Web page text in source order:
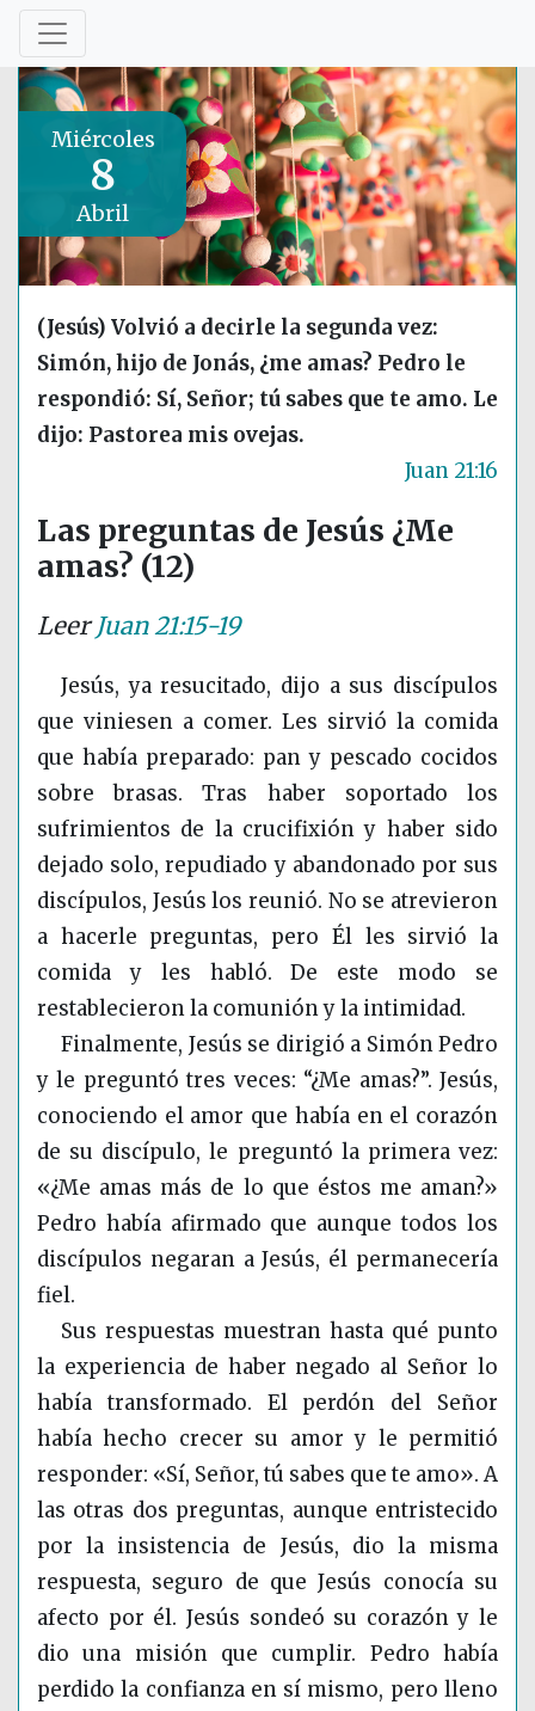
Miércoles
8
Abril
(Jesús) Volvió a decirle la segunda vez:
Simón, hijo de Jonás, ¿me amas? Pedro le
respondió: Sí, Señor; tú sabes que te amo. Le
dijo: Pastorea mis ovejas.
Juan 21:16
Las preguntas de Jesús ¿Me
amas? (12)
LeerJuan 21:15-19
Jesús, ya resucitado, dijo a sus discípulos
que viniesen a comer. Les sirvió la comida
que había preparado: pan y pescado cocidos
sobre brasas. Tras haber soportado los
sufrimientos de la crucifixión y haber sido
dejado solo, repudiado y abandonado por sus
discípulos, Jesús los reunió. No se atrevieron
a hacerle preguntas, pero Él les sirvió la
comida y les habló. De este modo se
restablecieron la comunión y la intimidad.
Finalmente, Jesús se dirigió a Simón Pedro
y le preguntó tres veces: “¿Me amas?”. Jesús,
conociendo el amor que había en el corazón
de su discípulo, le preguntó la primera vez:
«¿Me amas más de lo que éstos me aman?»
Pedro había afirmado que aunque todos los
discípulos negaran a Jesús, él permanecería
fiel.
Sus respuestas muestran hasta qué punto
la experiencia de haber negado al Señor lo
había transformado. El perdón del Señor
había hecho crecer su amor y le permitió
responder: «Sí, Señor, tú sabes que te amo». A
las otras dos preguntas, aunque entristecido
por la insistencia de Jesús, dio la misma
respuesta, seguro de que Jesús conocía su
afecto por él. Jesús sondeó su corazón y le
dio una misión que cumplir. Pedro había
perdido la confianza en sí mismo, pero lleno